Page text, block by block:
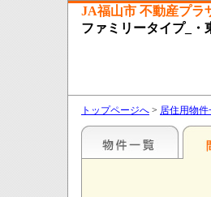
JA福山市 不動産プラ
ファミリータイプ_・
トップページへ > 居住用物